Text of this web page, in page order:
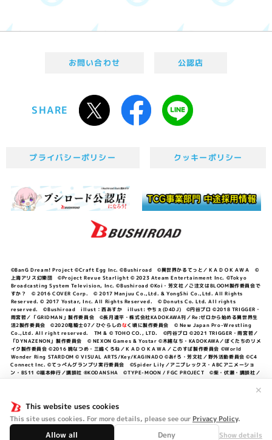
This website uses cookies
This site uses cookies. For more details, please see our Privacy Policy.
Allow all Deny Show details
✕
お問い合わせ 公認店
SHARE
プライバシーポリシー クッキーポリシー
©BanG Dream! Project ©Craft Egg Inc. ©Bushiroad ©異世界かるてっと／ＫＡＤＯＫＡＷＡ ©
上海アリス幻樂団 ©Project Revue Starlight © 2023 Ateam Entertainment Inc. ©Tokyo
Broadcasting System Television, Inc. ©Bushiroad ©Koi・芳文社／ご注文はBLOOM製作委員会で
すか？ © 2016 COVER Corp. © 2017 Manjuu Co.,Ltd. & YongShi Co.,Ltd. All Rights
Reserved. © 2017 Yostar, Inc. All Rights Reserved. © Donuts Co. Ltd. All rights
reserved. ©Bushiroad illust：西あすか illust: やちぇ(D4DJ) ©円谷プロ ©2018 TRIGGER・
雨宮哲／「GRIDMAN」製作委員会 ©長月達平・株式会社KADOKAWA刊／Re:ゼロから始める異世界生
活2製作委員会 ©2020竜騎士07／ひぐらしのなく頃に製作委員会 © New Japan Pro-Wrestling
Co.,Ltd. All right reserved. TM & © TOHO CO., LTD. ©円谷プロ ©2021 TRIGGER・雨宮哲／
「DYNAZENON」製作委員会 © NEXON Games & Yostar ©木緒なち・KADOKAWA／ぼくたちのリメ
イク製作委員会 ©2016 暁なつめ・三嶋くろね／ＫＡＤＯＫＡＷＡ／このすば製作委員会 ©World
Wonder Ring STARDOM © VISUAL ARTS/Key/KAGINADO ©あfろ・芳文社／野外活動委員会 ©C4
Connect Inc. ©てっぺんグランプリ実行委員会 ©Spider Lily／アニプレックス・ABCアニメーショ
ン・BS11 ©福本伸行／講談社 ®KODANSHA ©TYPE-MOON / FGC PROJECT ©柴・伏瀬・講談社／
©中村力斗・野澤ゆき子／集英社・君のことが大大大大大好きな製作委員会 ©IIS-P／ぽんのみち製作委
員会 ©円谷プロ ©2023 TRIGGER・雨宮哲／「劇場版グリッドマンユニバース」製作委員会 © NEXON
Games／アビドス商店街 ©プロジェクトラブライブ！蓮ノ空女学院スクールアイドルクラブ ©「勇気爆
発バーンブレイバーン」製作委員会